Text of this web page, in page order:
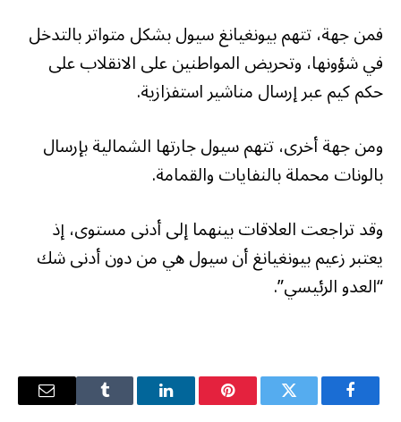
فمن جهة، تتهم بيونغيانغ سيول بشكل متواتر بالتدخل
في شؤونها، وتحريض المواطنين على الانقلاب على
حكم كيم عبر إرسال مناشير استفزازية.
ومن جهة أخرى، تتهم سيول جارتها الشمالية بإرسال
بالونات محملة بالنفايات والقمامة.
وقد تراجعت العلاقات بينهما إلى أدنى مستوى، إذ
يعتبر زعيم بيونغيانغ أن سيول هي من دون أدنى شك
“العدو الرئيسي”.
فيسبوك تويتر بينتيريستلينكدإن Tumblr
البريد